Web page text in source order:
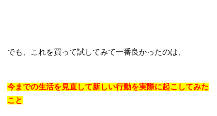
でも、これを買って試してみて一番良かったのは、
今までの生活を見直して新しい行動を実際に起こしてみた
こと